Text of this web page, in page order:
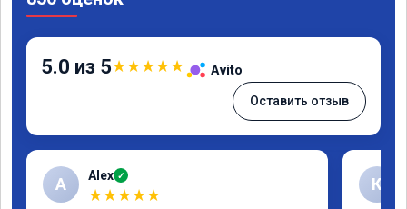
5.0 из 5★★★★★ Avito
Оставить отзыв
A Alex ✓
★★★★★
К